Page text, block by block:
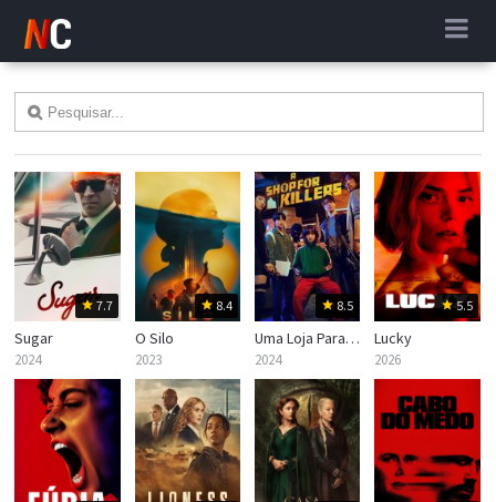
7.7
Sugar
2024
8.4
O Silo
2023
8.5
Uma Loja Para Assassinos
2024
5.5
Lucky
2026